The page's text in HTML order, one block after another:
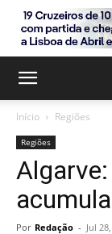
Início Regiões
Regiões
Por Redação - Jul